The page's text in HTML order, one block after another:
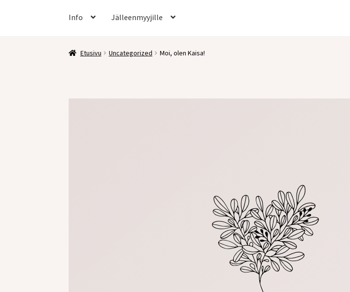
Info Jälleenmyyjille
Etusivu Uncategorized Moi, olen Kaisa!